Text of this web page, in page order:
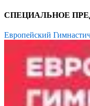
СПЕЦИАЛЬНОЕ
Европейский